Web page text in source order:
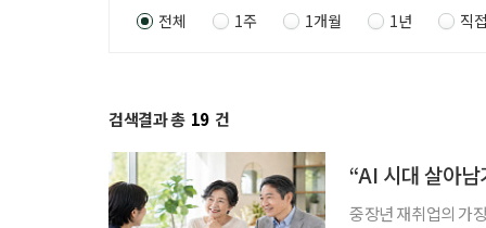
전체 1주 1개월 1년 직
검색결과 총 19 건
“AI 시대 살아
중장년 재취업의 가